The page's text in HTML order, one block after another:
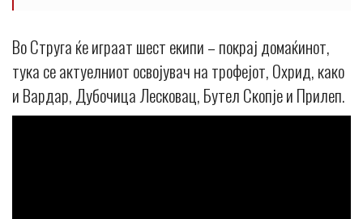
Во Струга ќе играат шест екипи – покрај домаќинот,
тука се актуелниот освојувач на трофејот, Охрид, како
и Вардар, Дубочица Лесковац, Бутел Скопје и Прилеп.